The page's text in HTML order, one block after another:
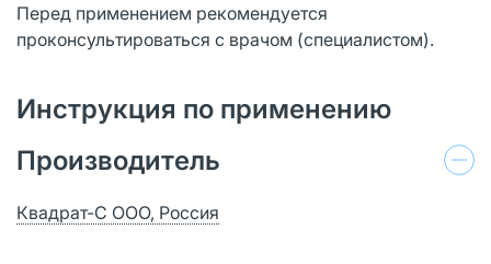
Перед применением рекомендуется
проконсультироваться с врачом (специалистом).
Инструкция по применению
Производитель
Квадрат-С ООО, Россия